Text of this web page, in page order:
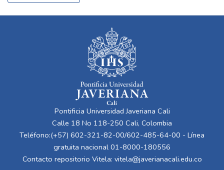
Pontificia Universidad Javeriana Cali
Calle 18 No 118-250 Cali, Colombia
Teléfono:(+57) 602-321-82-00/602-485-64-00 - Línea
gratuita nacional 01-8000-180556
Contacto repositorio Vitela: vitela@javerianacali.edu.co